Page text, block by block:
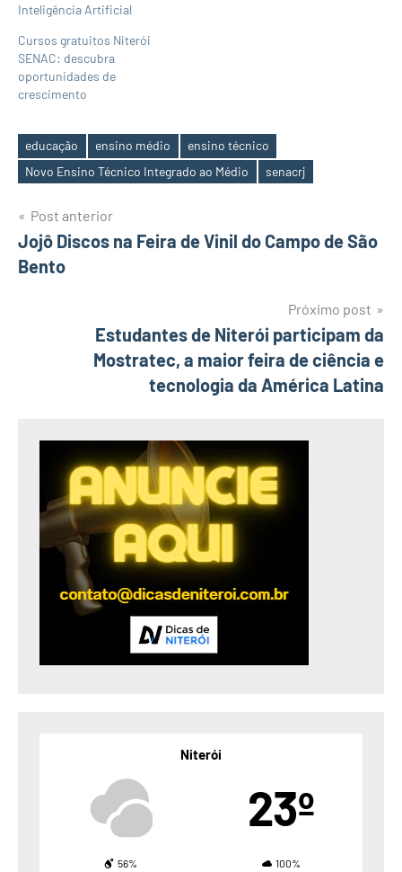
Inteligência Artificial
Cursos gratuitos Niterói
SENAC: descubra
oportunidades de
crescimento
Tags
educação ensino médio
ensino técnico
Novo Ensino Técnico Integrado ao Médio
senacrj
Navegação
de
Post anterior
Jojô Discos na Feira de Vinil do Campo de São
Bento
Próximo post
Estudantes de Niterói participam da
Mostratec, a maior feira de ciência e
tecnologia da América Latina
Niterói
23º
56% 100%